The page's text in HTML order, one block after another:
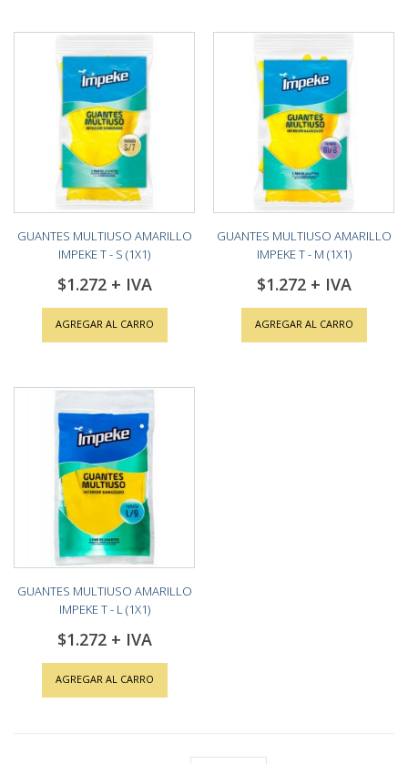
GUANTES MULTIUSO AMARILLO
IMPEKE T - S (1X1)
$1.272
AGREGAR AL CARRO
GUANTES MULTIUSO AMARILLO
IMPEKE T - M (1X1)
$1.272
AGREGAR AL CARRO
GUANTES MULTIUSO AMARILLO
IMPEKE T - L (1X1)
$1.272
AGREGAR AL CARRO